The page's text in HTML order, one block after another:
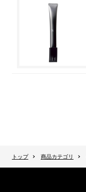
トップ 商品カテゴリ